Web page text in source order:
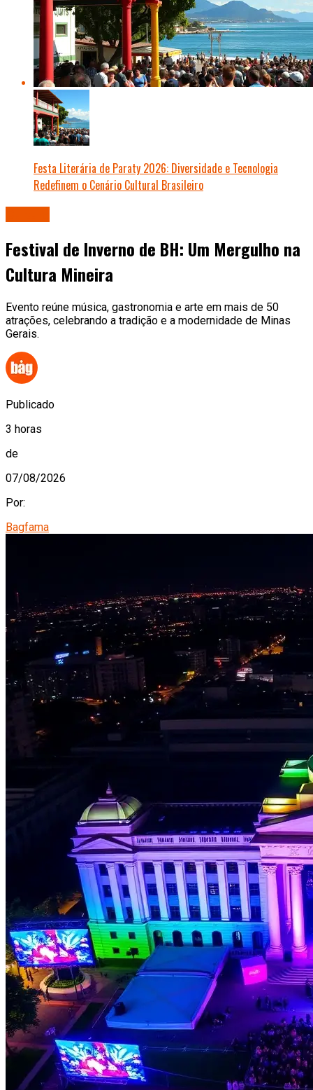
Festa Literária de Paraty 2026: Diversidade e Tecnologia
Redefinem o Cenário Cultural Brasileiro
Festival de Inverno de BH: Um Mergulho na
Cultura Mineira
Evento reúne música, gastronomia e arte em mais de 50
atrações, celebrando a tradição e a modernidade de Minas
Gerais.
Publicado
3 horas
de
07/08/2026
Por:
Bagfama